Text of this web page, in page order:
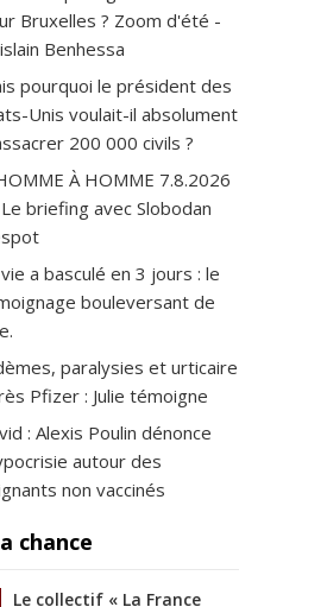
Bruxelles ? Zoom d'été -
Benhessa
pourquoi le président des
Unis voulait-il absolument
200 000 civils ?
À HOMME 7.8.2026
briefing avec Slobodan
a basculé en 3 jours : le
bouleversant de
paralysies et urticaire
Pfizer : Julie témoigne
: Alexis Poulin dénonce
autour des
non vaccinés
chance
Le collectif « La France